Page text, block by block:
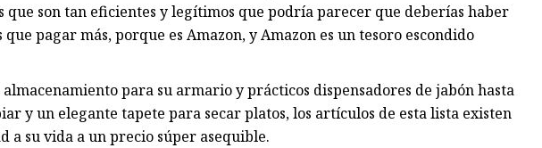
son tan eficientes y legítimos que podría parecer que deberías haber
pagar más, porque es Amazon, y Amazon es un tesoro escondido
para su armario y prácticos dispensadores de jabón hasta
y un elegante tapete para secar platos, los artículos de esta lista existen
su vida a un precio súper asequible.